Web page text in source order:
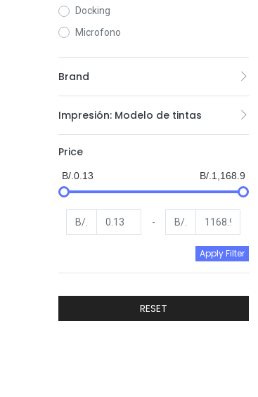
Docking
Microfono
Brand
Impresión: Modelo de tintas
Price
B/.0.13 B/.1,168.9
B/. - B/.
Apply Filter
RESET